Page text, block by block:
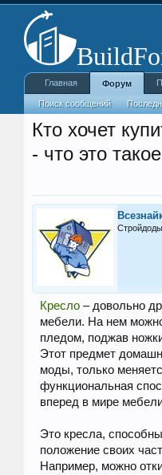
Кто хочет
- что это
Кресло – довольно
мебели. На нем
пледом, поджав
Этот предмет
моды, только
функциональная
вперед в мире
Это кресла,
положение своих
Например, можно
Главная Форум
Поиск сообщений